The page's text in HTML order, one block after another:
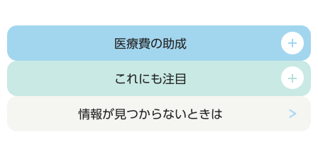
医療費の助成
これにも注目
情報が見つからないときは